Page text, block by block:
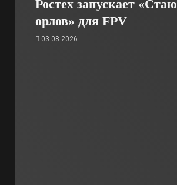
Ростех запускает «Стаю
орлов» для FPV
03.08.2026